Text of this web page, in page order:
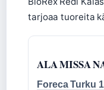
tarjoaa tuoreita
ALA MISSA
Foreca Turku